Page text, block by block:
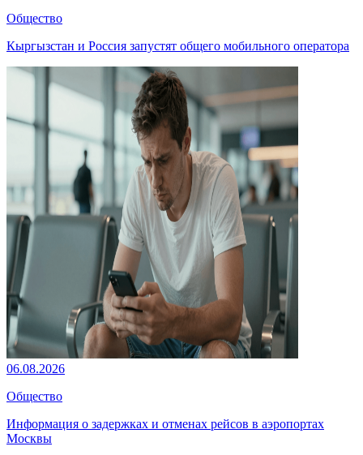
Общество
Кыргызстан и Россия запустят общего мобильного оператора
06.08.2026
Общество
Информация о задержках и отменах рейсов в аэропортах
Москвы